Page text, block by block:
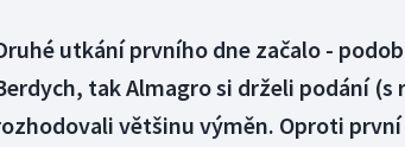
utkání prvního dne začalo -
, takAlmagrosi drželi podání (s
většinu výměn. Oproti